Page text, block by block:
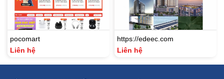
pocomart
Liên hệ
https://edeec.com
Liên hệ